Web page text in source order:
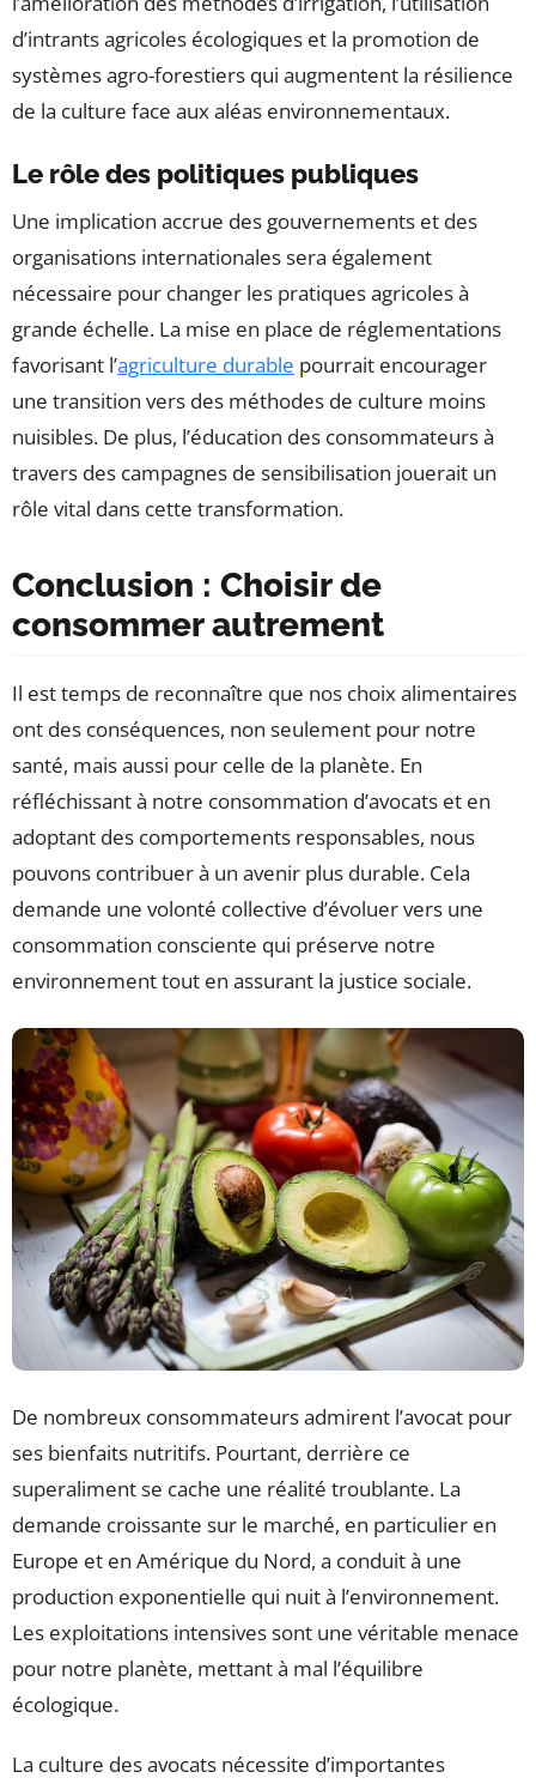
d’intrants agricoles écologiques et la promotion de
systèmes agro-forestiers qui augmentent la résilience
de la culture face aux aléas environnementaux.
Le rôle des politiques publiques
Une implication accrue des gouvernements et des
organisations internationales sera également
nécessaire pour changer les pratiques agricoles à
grande échelle. La mise en place de réglementations
favorisant l’agriculture durable pourrait encourager
une transition vers des méthodes de culture moins
nuisibles. De plus, l’éducation des consommateurs à
travers des campagnes de sensibilisation jouerait un
rôle vital dans cette transformation.
Conclusion : Choisir de
consommer autrement
Il est temps de reconnaître que nos choix alimentaires
ont des conséquences, non seulement pour notre
santé, mais aussi pour celle de la planète. En
réfléchissant à notre consommation d’avocats et en
adoptant des comportements responsables, nous
pouvons contribuer à un avenir plus durable. Cela
demande une volonté collective d’évoluer vers une
consommation consciente qui préserve notre
environnement tout en assurant la justice sociale.
De nombreux consommateurs admirent l’avocat pour
ses bienfaits nutritifs. Pourtant, derrière ce
superaliment se cache une réalité troublante. La
demande croissante sur le marché, en particulier en
Europe et en Amérique du Nord, a conduit à une
production exponentielle qui nuit à l’environnement.
Les exploitations intensives sont une véritable menace
pour notre planète, mettant à mal l’équilibre
écologique.
La culture des avocats nécessite d’importantes